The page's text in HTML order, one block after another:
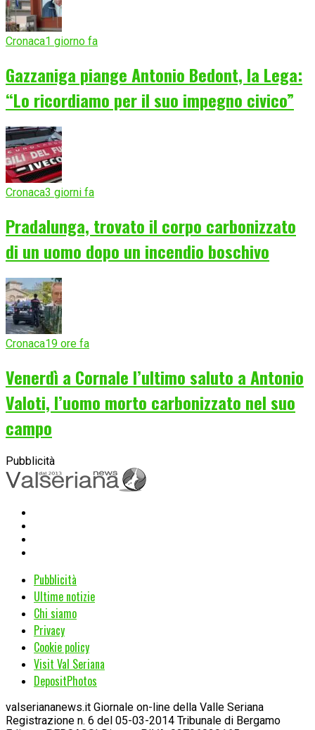
Cronaca1 giorno fa
Gazzaniga piange Antonio Bedont, la Lega:
“Lo ricordiamo per il suo impegno civico”
Cronaca3 giorni fa
Pradalunga, trovato il corpo carbonizzato
di un uomo dopo un incendio boschivo
Cronaca19 ore fa
Venerdì a Cornale l’ultimo saluto a Antonio
Valoti, l’uomo morto carbonizzato nel suo
campo
Pubblicità
Pubblicità
Ultime notizie
Chi siamo
Privacy
Cookie policy
Visit Val Seriana
DepositPhotos
valseriananews.it Giornale on-line della Valle Seriana
Registrazione n. 6 del 05-03-2014 Tribunale di Bergamo